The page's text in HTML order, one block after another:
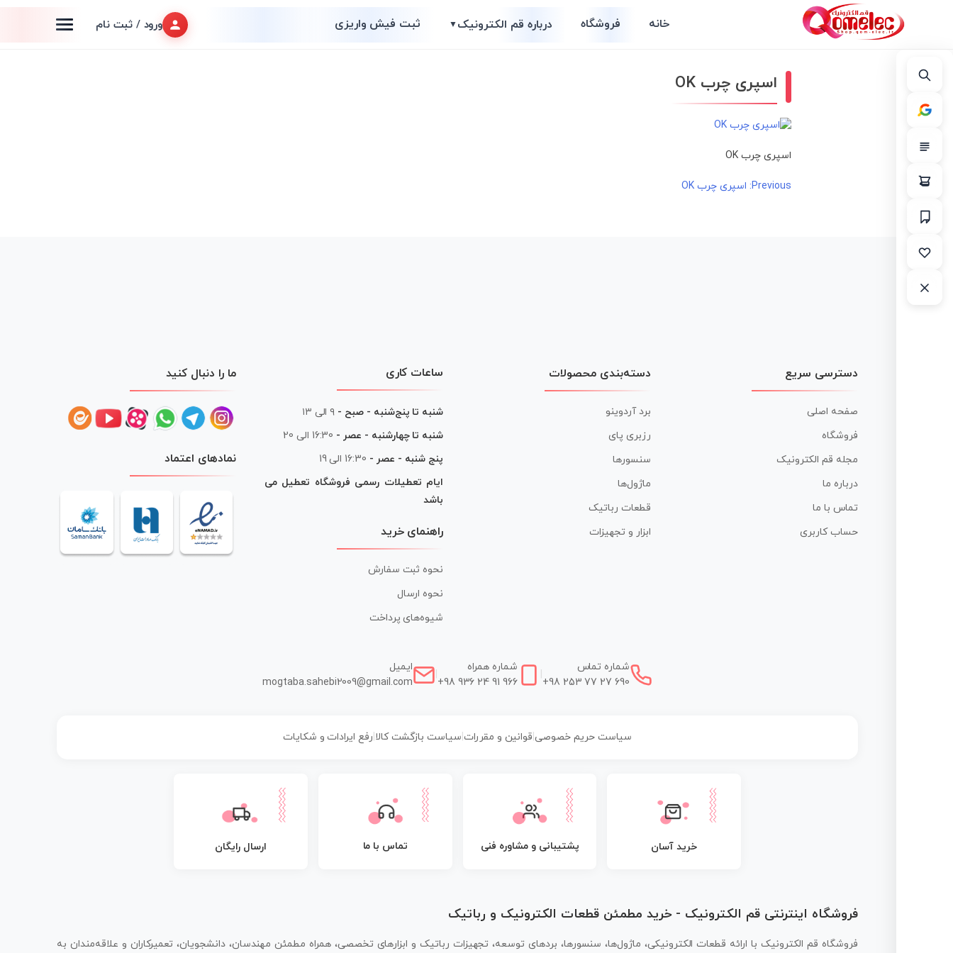
خانه فروشگاه درباره قم الکترونیک▼ ثبت فیش واریزی ورود / ثبت نام
اسپری چرب OK
اسپری چرب OK
راهبری
Previous: اسپری چرب OK
دسترسی سریع
صفحه اصلی
فروشگاه
مجله قم الکترونیک
درباره ما
تماس با ما
حساب کاربری
دسته‌بندی محصولات
برد آردوینو
رزبری پای
سنسورها
ماژول‌ها
قطعات رباتیک
ابزار و تجهیزات
ساعات کاری
شنبه تا پنج‌شنبه - صبح - ۹ الی ۱۳
شنبه تا چهارشنبه - عصر - 16:30 الی 20
پنج شنبه - عصر - 16:30 الی 19
ایام تعطیلات رسمی فروشگاه تعطیل می
باشد
راهنمای خرید
نحوه ثبت سفارش
نحوه ارسال
شیوه‌های پرداخت
ما را دنبال کنید
نمادهای اعتماد
شماره تماس
+98 253 77 27 690
شماره همراه
+98 936 24 91 966
ایمیل
mogtaba.sahebi2009@gmail.com
سیاست حریم خصوصی| قوانین و مقررات سیاست بازگشت کالا رفع ایرادات و شکایات
خرید آسان پشتیبانی و مشاوره فنی تماس با ما ارسال رایگان
فروشگاه اینترنتی قم الکترونیک - خرید مطمئن قطعات الکترونیک و رباتیک
فروشگاه قم الکترونیک با ارائه قطعات الکترونیکی، ماژول‌ها، سنسورها، بردهای توسعه، تجهیزات رباتیک و ابزارهای تخصصی، همراه مطمئن مهندسان، دانشجویان، تعمیرکاران و علاقه‌مندان به